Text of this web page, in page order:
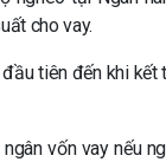
cho vay.
tiên đến khi kết
vốn vay nếu